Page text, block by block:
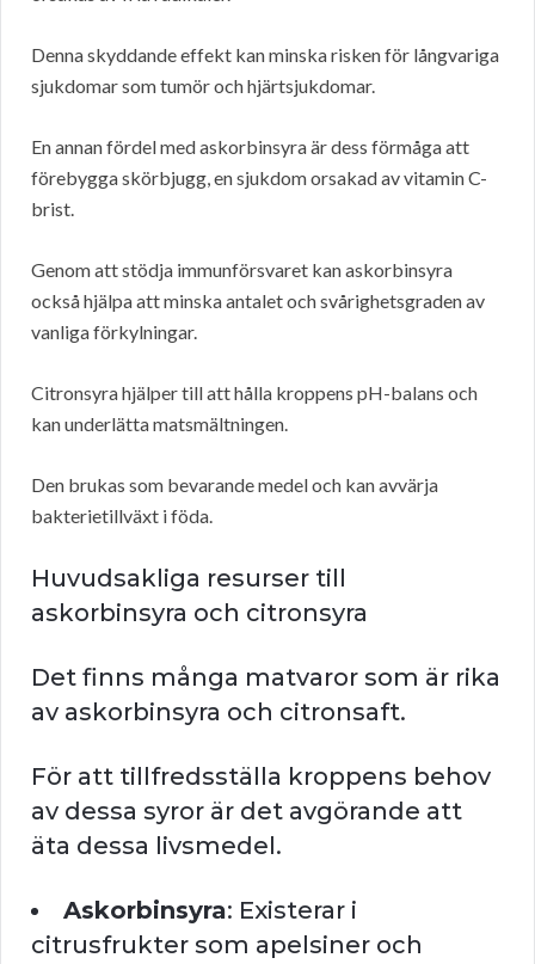
Denna skyddande effekt kan minska risken för långvariga
sjukdomar som tumör och hjärtsjukdomar.
En annan fördel med askorbinsyra är dess förmåga att
förebygga skörbjugg, en sjukdom orsakad av vitamin C-
brist.
Genom att stödja immunförsvaret kan askorbinsyra
också hjälpa att minska antalet och svårighetsgraden av
vanliga förkylningar.
Citronsyra hjälper till att hålla kroppens pH-balans och
kan underlätta matsmältningen.
Den brukas som bevarande medel och kan avvärja
bakterietillväxt i föda.
Huvudsakliga resurser till
askorbinsyra och citronsyra
Det finns många matvaror som är rika
av askorbinsyra och citronsaft.
För att tillfredsställa kroppens behov
av dessa syror är det avgörande att
äta dessa livsmedel.
Askorbinsyra: Existerar i
citrusfrukter som apelsiner och